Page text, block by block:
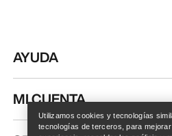
Encuentra una tienda
AYUDA
MI CUENTA
Utilizamos cookies y tecnologías
tecnologías de terceros, para